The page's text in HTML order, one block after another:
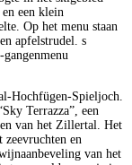
een klein
Op het menu staan
apfelstrudel. s
Hochfügen-Spieljoch.
Terrazza”, een
van het Zillertal. Het
en
van het